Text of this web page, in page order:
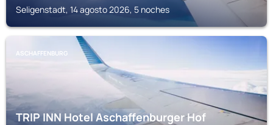
Seligenstadt, 14 agosto 2026, 5 noches
ASCHAFFENBURG
TRIP INN Hotel Aschaffenburger Hof